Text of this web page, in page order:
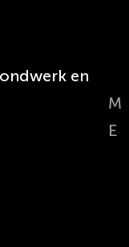
en
M
E